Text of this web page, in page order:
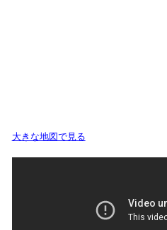
大きな地図で見る